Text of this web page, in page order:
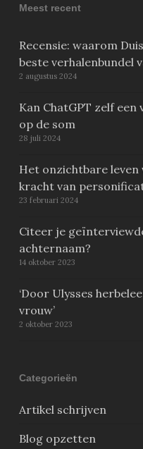
Meest recent
Recensie: waarom
beste verhalenbundel
2 augustus 2024
Kan ChatGPT zelf
op de som
28 juli 2024
Het onzichtbare leven
kracht van
23 februari 2024
Citeer je
achternaam?
14 oktober 2023
‘Door Ulysses
vrouw’
2 oktober 2023
Categorieën
Artikel schrijven
Blog opzetten